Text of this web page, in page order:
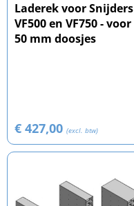
Laderek voor Snijders
VF500 en VF750 - voor
50 mm doosjes
€ 427,00 (excl. btw)